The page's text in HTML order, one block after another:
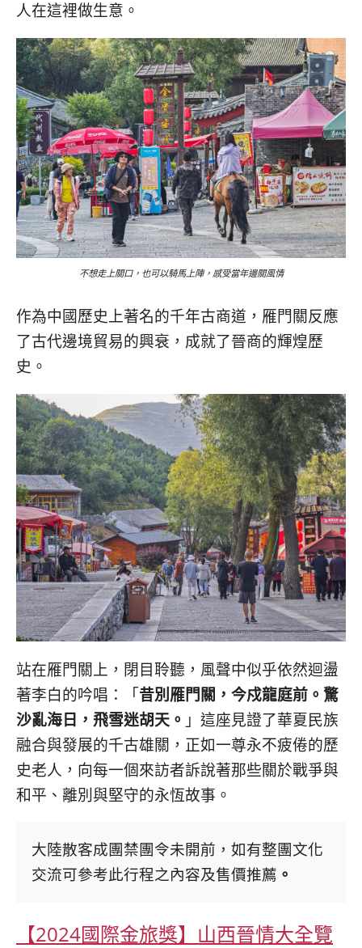
人在這裡做生意。
不想走上關口，也可以騎馬上陣，感受當年邊關風情
作為中國歷史上著名的千年古商道，雁門關反應
了古代邊境貿易的興衰，成就了晉商的輝煌歷
史。
站在雁門關上，閉目聆聽，風聲中似乎依然迴盪
著李白的吟唱：「昔別雁門關，今戍龍庭前。驚
沙亂海日，飛雪迷胡天。 」這座見證了華夏民族
融合與發展的千古雄關，正如一尊永不疲倦的歷
史老人，向每一個來訪者訴說著那些關於戰爭與
和平、離別與堅守的永恆故事。
大陸散客成團禁團令未開前，如有整團文化
交流可參考此行程之內容及售價推薦 。
【2024國際金旅獎】山西晉情大全覽